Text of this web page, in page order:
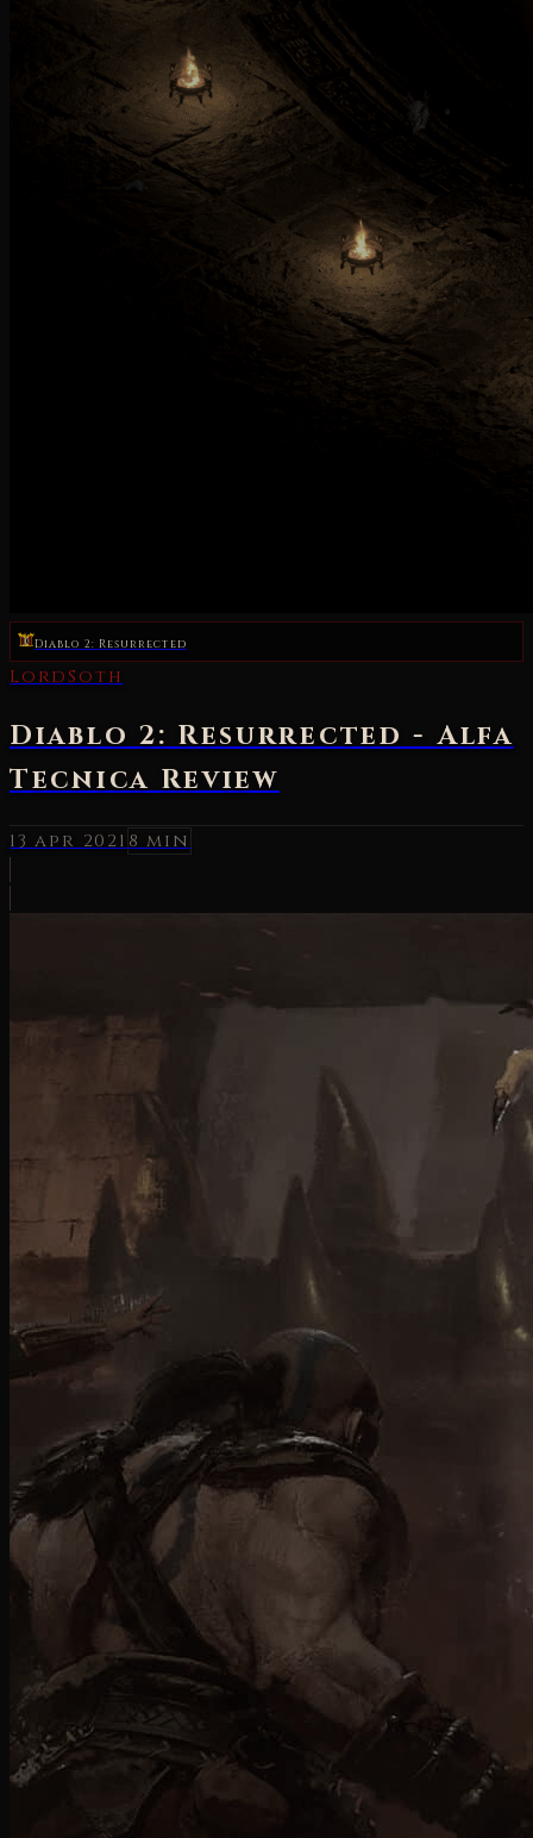
Diablo 2: Resurrected
LordSoth
Diablo 2: Resurrected - Alfa
Tecnica Review
13 apr 2021 8 min